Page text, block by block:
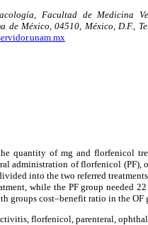
Facultad de Medicina
de México, 04510, México, D.F.,
quantity of mg and florfenicol
administration of florfenicol
into the two referred
while the PF group needed
groups cost–benefit ratio in the OF
florfenicol, parenteral,